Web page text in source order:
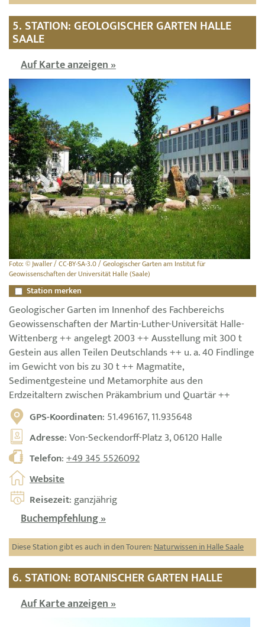
5. STATION: GEOLOGISCHER GARTEN HALLE
SAALE
Auf Karte anzeigen »
Foto: © Jwaller / CC-BY-SA-3.0 / Geologischer Garten am Institut für
Geowissenschaften der Universität Halle (Saale)
Station merken
Geologischer Garten im Innenhof des Fachbereichs
Geowissenschaften der Martin-Luther-Universität Halle-
Wittenberg ++ angelegt 2003 ++ Ausstellung mit 300 t
Gestein aus allen Teilen Deutschlands ++ u. a. 40 Findlinge
im Gewicht von bis zu 30 t ++ Magmatite,
Sedimentgesteine und Metamorphite aus den
Erdzeitaltern zwischen Präkambrium und Quartär ++
GPS-Koordinaten: 51.496167, 11.935648
Adresse: Von-Seckendorff-Platz 3, 06120 Halle
Telefon:+49 345 5526092
Website
Reisezeit: ganzjährig
Buchempfehlung »
Diese Station gibt es auch in den Touren:Naturwissen in Halle Saale
6. STATION: BOTANISCHER GARTEN HALLE
Auf Karte anzeigen »